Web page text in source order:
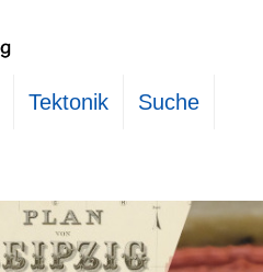
Tektonik Suche